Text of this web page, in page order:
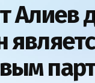
Алиев